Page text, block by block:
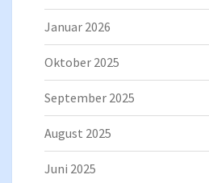
Januar 2026
Oktober 2025
September 2025
August 2025
Juni 2025